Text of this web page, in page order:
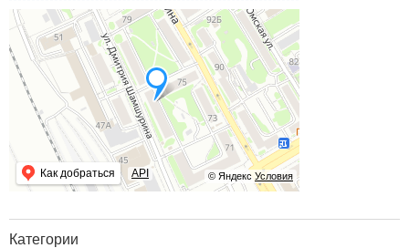
© Яндекс Условия
Как добраться API
Категории